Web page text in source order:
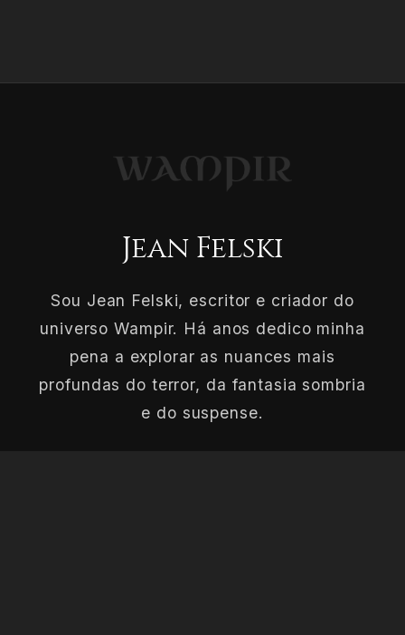
Jean Felski
Sou Jean Felski, escritor e criador do
universo Wampir. Há anos dedico minha
pena a explorar as nuances mais
profundas do terror, da fantasia sombria
e do suspense.